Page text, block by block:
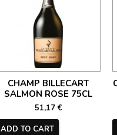
CHAMP BILLECART
SALMON ROSE 75CL
51,17 €
ADD TO CART